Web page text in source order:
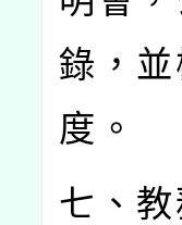
錄，
度。
七、